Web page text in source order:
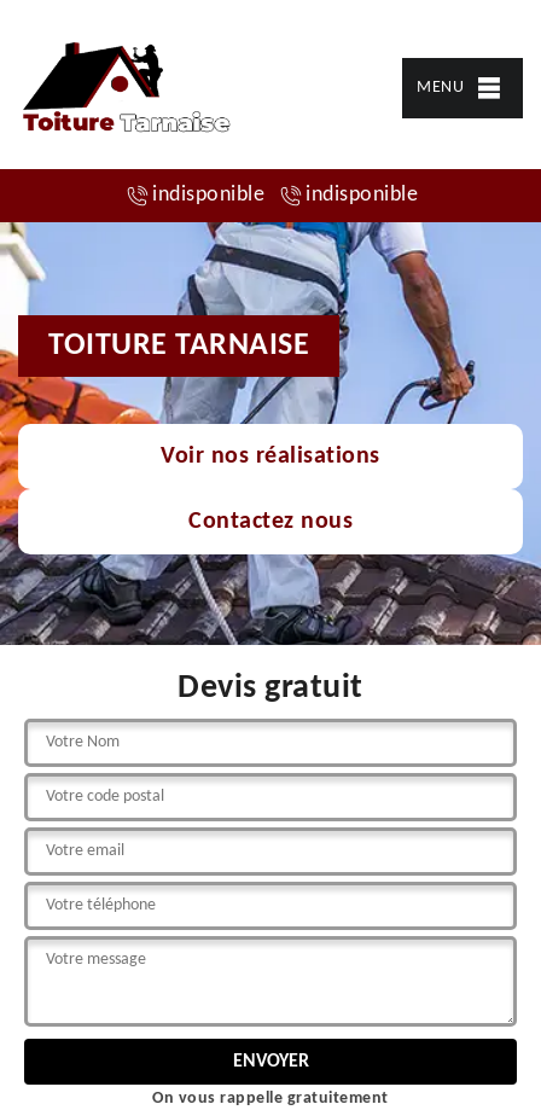
MENU
indisponible indisponible
TOITURE TARNAISE
Voir nos réalisations
Contactez nous
Devis gratuit
On vous rappelle gratuitement